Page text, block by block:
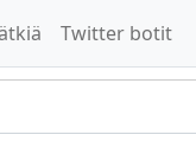
Twitter botit